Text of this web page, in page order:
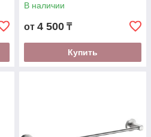
В наличии
от 4 500 ₸
Купить